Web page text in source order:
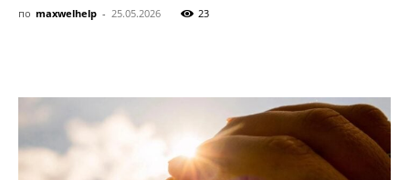
по maxwelhelp - 25.05.2026 23